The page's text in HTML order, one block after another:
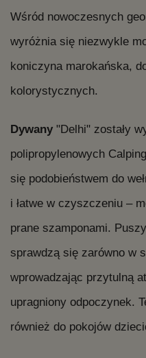
Wśród nowoczesnych
wyróżnia się niezwykle
koniczyna marokańska,
kolorystycznych.
Dywany "Delhi" zostały
polipropylenowych
się podobieństwem do
i łatwe w czyszczeniu –
prane szamponami.
sprawdzą się zarówno w
wprowadzając przytulną
upragniony odpoczynek.
również do pokojów